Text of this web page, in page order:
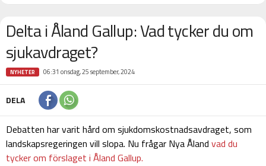
Delta i Åland Gallup: Vad tycker du om
sjukavdraget?
NYHETER 06:31 onsdag, 25 september, 2024
DELA
Debatten har varit hård om sjukdomskostnadsavdraget, som
landskapsregeringen vill slopa. Nu frågar Nya Åland vad du
tycker om förslaget i Åland Gallup.